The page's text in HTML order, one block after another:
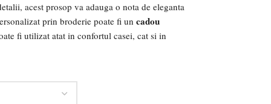
acest prosop va adauga o nota de eleganta
prin broderie poate fi un cadou
fi utilizat atat in confortul casei, cat si in